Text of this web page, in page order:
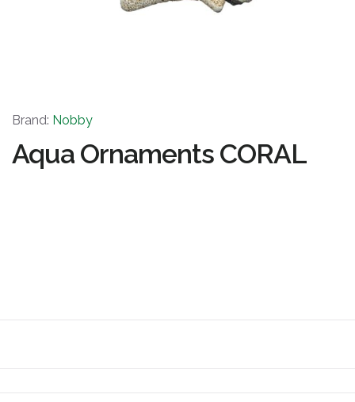
Brand: Nobby
Aqua Ornaments CORAL